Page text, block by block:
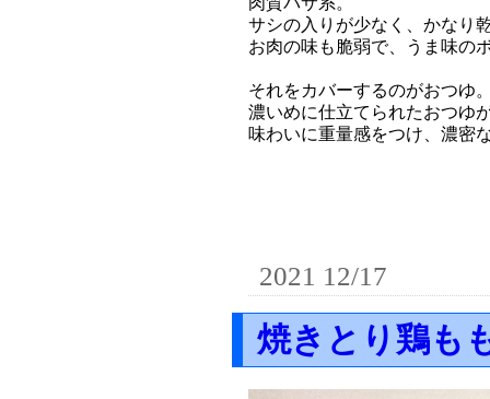
サシの入りが少なく、かなり
お肉の味も脆弱で、うま味の
それをカバーするのがおつゆ
濃いめに仕立てられたおつゆ
味わいに重量感をつけ、濃密
2021 12/17
焼きとり鶏も